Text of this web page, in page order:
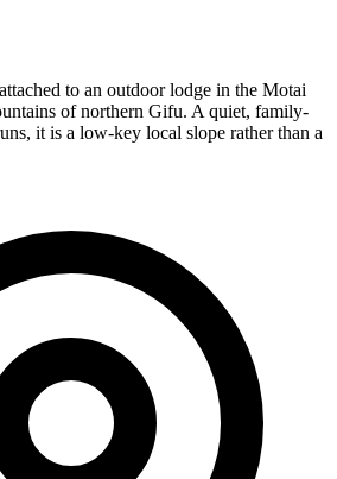
to an outdoor lodge in the Motai
of northern Gifu. A quiet, family-
it is a low-key local slope rather than a